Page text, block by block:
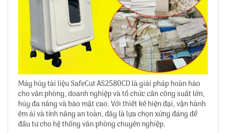
Máy hủy tài liệu SafeCut AS2580CD là giải pháp hoàn hảo
cho văn phòng, doanh nghiệp và tổ chức cần công suất lớn,
hủy đa năng và bảo mật cao. Với thiết kế hiện đại, vận hành
êm ái và tính năng an toàn, đây là lựa chọn xứng đáng để
đầu tư cho hệ thống văn phòng chuyên nghiệp.